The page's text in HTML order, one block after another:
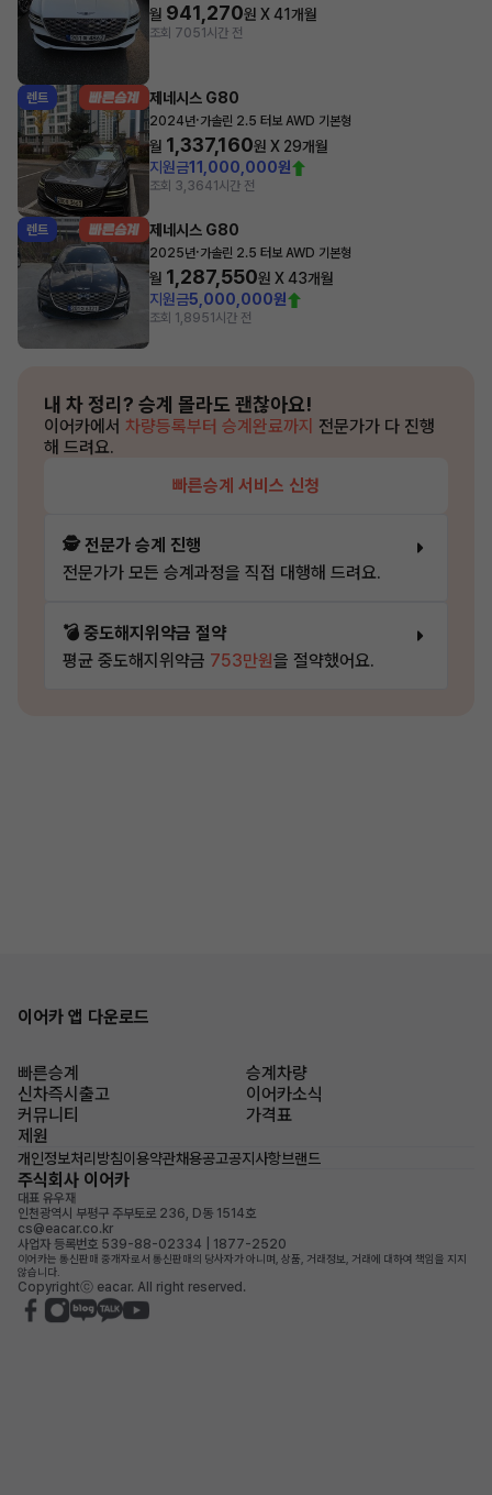
월 941,270원 X41개월
조회 7051시간 전
렌트 제네시스 G80
2024년·가솔린 2.5 터보 AWD 기본형
월 1,337,160원 X 29개월
지원금11,000,000원
조회 3,3641시간 전
렌트 제네시스 G80
2025년·가솔린 2.5 터보 AWD 기본형
월 1,287,550원 X43개월
지원금5,000,000원
조회 1,8951시간 전
내 차 정리? 승계 몰라도 괜찮아요!
이어카에서 차량등록부터 승계완료까지 전문가가 다 진행
해 드려요.
빠른승계 서비스 신청
🕵️ 전문가 승계 진행
전문가가 모든 승계과정을 직접 대행해 드려요.
💣 중도해지위약금 절약
평균 중도해지위약금 753만원을 절약했어요.
이어카 앱 다운로드
빠른승계
승계차량
신차즉시출고
이어카소식
커뮤니티
가격표
제원
개인정보처리방침이용약관채용공고공지사항브랜드
주식회사 이어카
대표 유우재
인천광역시 부평구 주부토로 236, D동 1514호
cs@eacar.co.kr
사업자 등록번호 539-88-02334 | 1877-2520
이어카는 통신판매 중개자로서 통신판매의 당사자가 아니며, 상품, 거래정보, 거래에 대하여 책임을 지지
않습니다.
Copyrightⓒ eacar. All right reserved.